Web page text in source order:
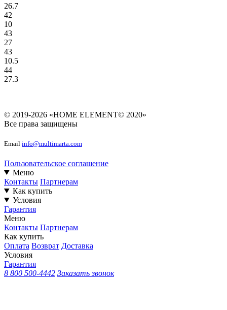
26.7
42
10
43
27
43
10.5
44
27.3
© 2019-2026 «HOME ELEMENT© 2020»
Все права защищены
Email info@multimarta.com
Пользовательское соглашение
Меню
Контакты Партнерам
Как купить
Условия
Гарантия
Меню
Контакты Партнерам
Как купить
Оплата Возврат Доставка
Условия
Гарантия
8 800 500-4442 Заказать звонок